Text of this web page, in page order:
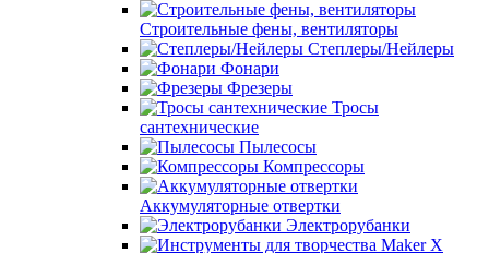
Строительные фены, вентиляторы
Степлеры/Нейлеры
Фонари
Фрезеры
Тросы
сантехнические
Пылесосы
Компрессоры
Аккумуляторные отвертки
Электрорубанки